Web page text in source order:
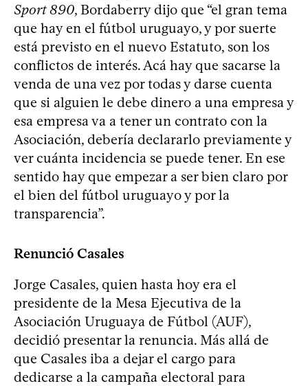
Sport 890, Bordaberry dijo que “el gran tema
que hay en el fútbol uruguayo, y por suerte
está previsto en el nuevo Estatuto, son los
conflictos de interés. Acá hay que sacarse la
venda de una vez por todas y darse cuenta
que si alguien le debe dinero a una empresa y
esa empresa va a tener un contrato con la
Asociación, debería declararlo previamente y
ver cuánta incidencia se puede tener. En ese
sentido hay que empezar a ser bien claro por
el bien del fútbol uruguayo y por la
transparencia”.
Renunció Casales
Jorge Casales, quien hasta hoy era el
presidente de la Mesa Ejecutiva de la
Asociación Uruguaya de Fútbol (AUF),
decidió presentar la renuncia. Más allá de
que Casales iba a dejar el cargo para
dedicarse a la campaña electoral para